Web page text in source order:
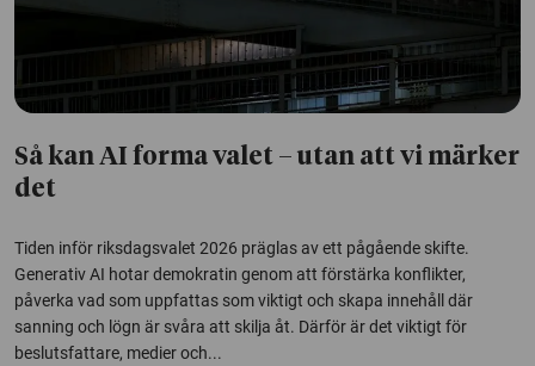
Så kan AI forma valet – utan att vi märker
det
Tiden inför riksdagsvalet 2026 präglas av ett pågående skifte.
Generativ AI hotar demokratin genom att förstärka konflikter,
påverka vad som uppfattas som viktigt och skapa innehåll där
sanning och lögn är svåra att skilja åt. Därför är det viktigt för
beslutsfattare, medier och...